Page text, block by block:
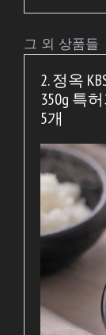
그 외 상품들
2. 정옥
350g 특
5개